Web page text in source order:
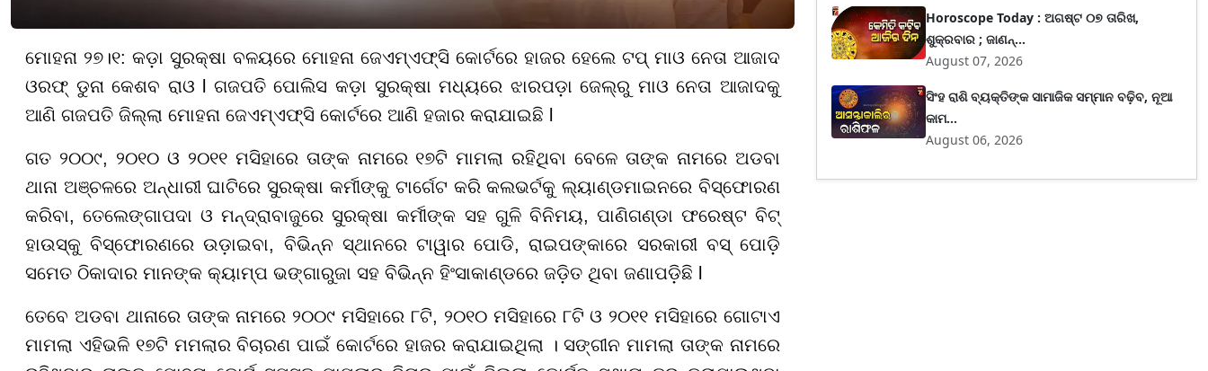
ମୋହନା ୨୭।୧: କଡ଼ା ସୁରକ୍ଷା ବଳୟରେ ମୋହନା ଜେଏମ୍ଏଫ୍‌ସି କୋର୍ଟରେ ହାଜର ହେଲେ ଟପ୍ ମାଓ ନେତା ଆଜାଦ
ଓରଫ୍ ଡୁନା କେଶବ ରାଓ l ଗଜପତି ପୋଲିସ କଡ଼ା ସୁରକ୍ଷା ମଧ୍ୟରେ ଝାରପଡ଼ା ଜେଲ୍‌ରୁ ମାଓ ନେତା ଆଜାଦକୁ
ଆଣି ଗଜପତି ଜିଲ୍ଲା ମୋହନା ଜେଏମ୍ଏଫ୍‌ସି କୋର୍ଟରେ ଆଣି ହଜାର କରାଯାଇଛି l
ଗତ ୨୦୦୯, ୨୦୧୦ ଓ ୨୦୧୧ ମସିହାରେ ତାଙ୍କ ନାମରେ ୧୭ଟି ମାମଲା ରହିଥିବା ବେଳେ ତାଙ୍କ ନାମରେ ଅଡବା
ଥାନା ଅଞ୍ଚଳରେ ଅନ୍ଧାରୀ ଘାଟିରେ ସୁରକ୍ଷା କର୍ମୀଙ୍କୁ ଟାର୍ଗେଟ କରି କଲଭର୍ଟକୁ ଲ୍ୟାଣ୍ଡମାଇନରେ ବିସ୍ଫୋରଣ
କରିବା, ତେଲେଙ୍ଗାପଦା ଓ ମନ୍ଦ୍ରାବାଜୁରେ ସୁରକ୍ଷା କର୍ମୀଙ୍କ ସହ ଗୁଳି ବିନିମୟ, ପାଣିଗଣ୍ଡା ଫରେଷ୍ଟ ବିଟ୍
ହାଉସ୍‌କୁ ବିସ୍ଫୋରଣରେ ଉଡ଼ାଇବା, ବିଭିନ୍ନ ସ୍ଥାନରେ ଟାୱାର ପୋଡି, ରାଇପଙ୍କାରେ ସରକାରୀ ବସ୍ ପୋଡ଼ି
ସମେତ ଠିକାଦାର ମାନଙ୍କ କ୍ୟାମ୍ପ ଭଙ୍ଗାରୁଜା ସହ ବିଭିନ୍ନ ହିଂସାକାଣ୍ଡରେ ଜଡ଼ିତ ଥିବା ଜଣାପଡ଼ିଛି l
ତେବେ ଅଡବା ଥାନାରେ ତାଙ୍କ ନାମରେ ୨୦୦୯ ମସିହାରେ ୮ଟି, ୨୦୧୦ ମସିହାରେ ୮ଟି ଓ ୨୦୧୧ ମସିହାରେ ଗୋଟାଏ
ମାମଲା ଏହିଭଳି ୧୭ଟି ମମଲାର ବିଚାରଣ ପାଇଁ କୋର୍ଟରେ ହାଜର କରାଯାଇଥିଲା । ସଙ୍ଗୀନ ମାମଲା ତାଙ୍କ ନାମରେ
Horoscope Today : ଅଗଷ୍ଟ ୦୭ ତାରିଖ,
ଶୁକ୍ରବାର ; ଜାଣନ୍...
August 07, 2026
ସିଂହ ରାଶି ବ୍ୟକ୍ତିଙ୍କ ସାମାଜିକ ସମ୍ମାନ ବଢ଼ିବ, ନୂଆ
କାମ...
August 06, 2026